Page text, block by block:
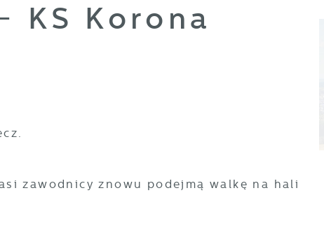
KS Korona
zawodnicy znowu podejmą walkę na hali